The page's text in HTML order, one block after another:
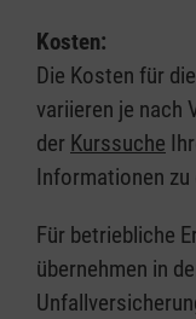
Kosten:
Die Kosten für
variieren je nach
der Kurssuche
Informationen zu
Für betriebliche
übernehmen in